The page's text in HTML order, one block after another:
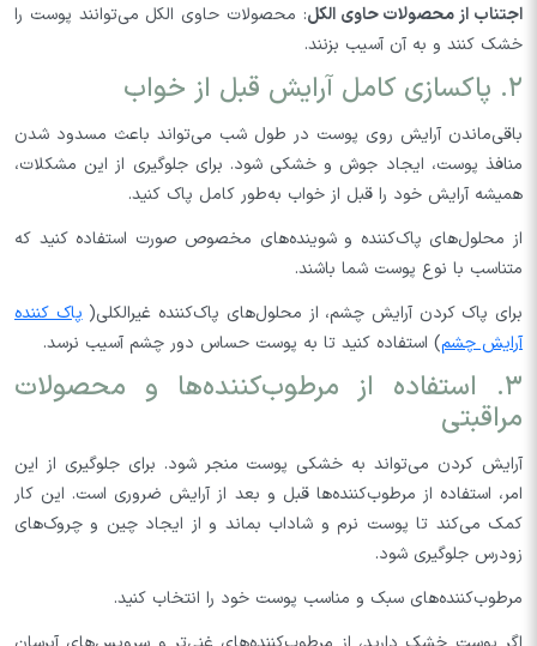
اجتناب از محصولات حاوی الکل: محصولات حاوی الکل می‌توانند پوست را
خشک کنند و به آن آسیب بزنند.
۲. پاکسازی کامل آرایش قبل از خواب
باقی‌ماندن آرایش روی پوست در طول شب می‌تواند باعث مسدود شدن
منافذ پوست، ایجاد جوش و خشکی شود. برای جلوگیری از این مشکلات،
همیشه آرایش خود را قبل از خواب به‌طور کامل پاک کنید.
از محلول‌های پاک‌کننده و شوینده‌های مخصوص صورت استفاده کنید که
متناسب با نوع پوست شما باشند.
برای پاک کردن آرایش چشم، از محلول‌های پاک‌کننده غیرالکلی(پاک کننده
آرایش چشم) استفاده کنید تا به پوست حساس دور چشم آسیب نرسد.
۳. استفاده از مرطوب‌کننده‌ها و محصولات
مراقبتی
آرایش کردن می‌تواند به خشکی پوست منجر شود. برای جلوگیری از این
امر، استفاده از مرطوب‌کننده‌ها قبل و بعد از آرایش ضروری است. این کار
کمک می‌کند تا پوست نرم و شاداب بماند و از ایجاد چین و چروک‌های
زودرس جلوگیری شود.
مرطوب‌کننده‌های سبک و مناسب پوست خود را انتخاب کنید.